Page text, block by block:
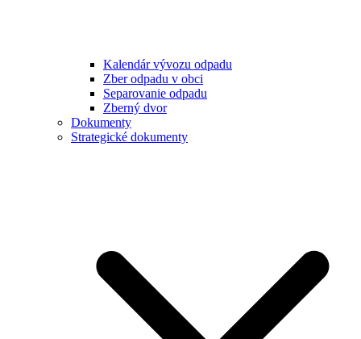
Kalendár vývozu odpadu
Zber odpadu v obci
Separovanie odpadu
Zberný dvor
Dokumenty
Strategické dokumenty